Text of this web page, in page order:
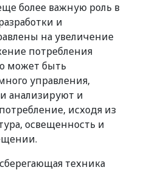
более важную роль в
и
на увеличение
потребления
может быть
управления,
анализируют и
исходя из
освещенность и
техника